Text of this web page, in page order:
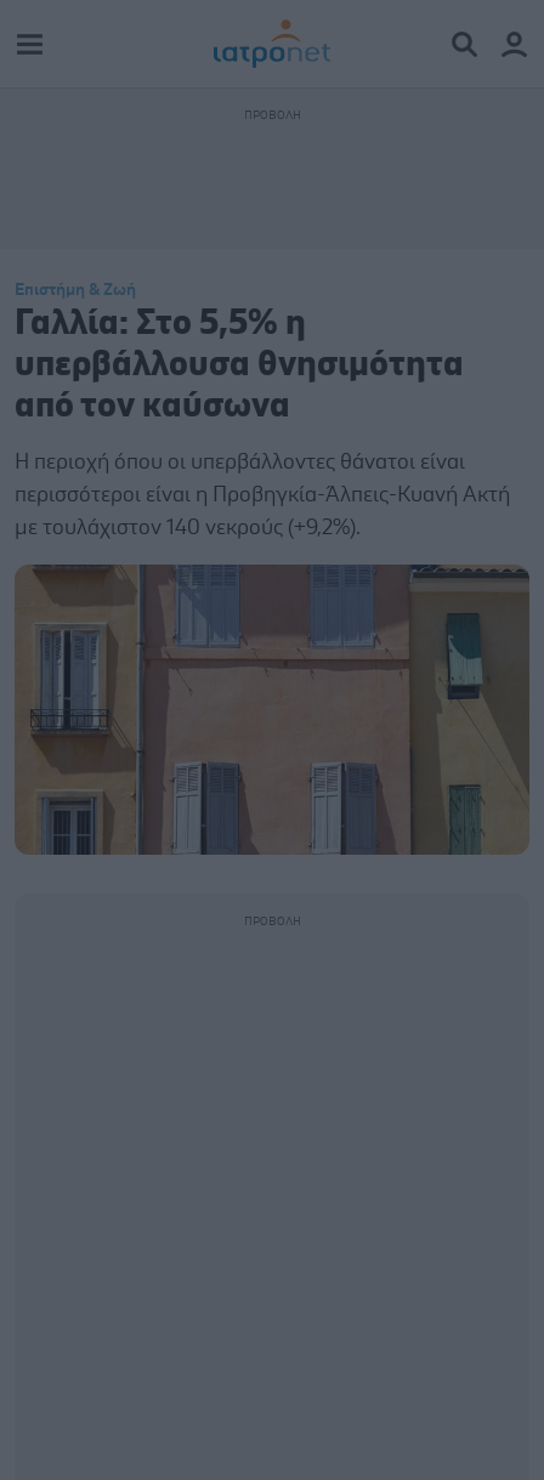
Επιστήμη & Ζωή
Γαλλία: Στο 5,5% η
υπερβάλλουσα θνησιμότητα
από τον καύσωνα
Η περιοχή όπου οι υπερβάλλοντες θάνατοι είναι
περισσότεροι είναι η Προβηγκία-Άλπεις-Κυανή Ακτή
με τουλάχιστον 140 νεκρούς (+9,2%).